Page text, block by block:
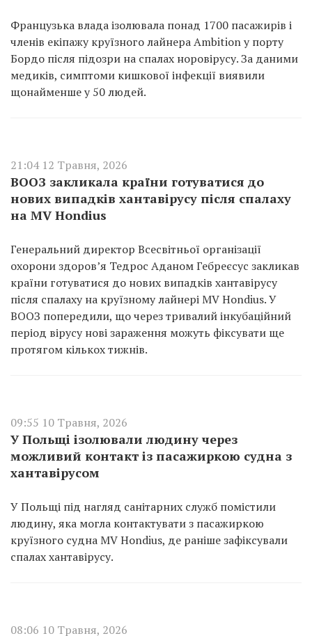
Французька влада ізолювала понад 1700 пасажирів і
членів екіпажу круїзного лайнера Ambition у порту
Бордо після підозри на спалах норовірусу. За даними
медиків, симптоми кишкової інфекції виявили
щонайменше у 50 людей.
21:04 12 Травня, 2026
ВООЗ закликала країни готуватися до
нових випадків хантавірусу після спалаху
на MV Hondius
Генеральний директор Всесвітньої організації
охорони здоров’я Тедрос Аданом Гебреєсус закликав
країни готуватися до нових випадків хантавірусу
після спалаху на круїзному лайнері MV Hondius. У
ВООЗ попередили, що через тривалий інкубаційний
період вірусу нові зараження можуть фіксувати ще
протягом кількох тижнів.
09:55 10 Травня, 2026
У Польщі ізолювали людину через
можливий контакт із пасажиркою судна з
хантавірусом
У Польщі під нагляд санітарних служб помістили
людину, яка могла контактувати з пасажиркою
круїзного судна MV Hondius, де раніше зафіксували
спалах хантавірусу.
08:06 10 Травня, 2026